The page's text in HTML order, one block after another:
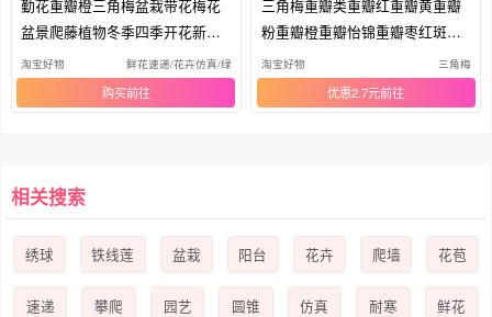
勤花重瓣橙三角梅盆栽带花梅花
盆景爬藤植物冬季四季开花新款
包邮
淘宝好物 鲜花速递/花卉仿真/绿植园艺
购买
三角梅重瓣类重瓣红重瓣黄重瓣
粉重瓣橙重瓣怡锦重瓣枣红斑重
瓣粉
淘宝好物 三角梅
优惠2.7元
相关搜索
绣球 铁线莲 盆栽 阳台 花卉 爬墙 花苞
速递 攀爬 园艺 圆锥 仿真 耐寒 鲜花